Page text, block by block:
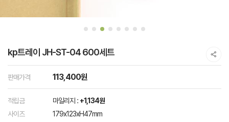
kp트레이 JH-ST-04 600세트
판매가격 113,400원
적립금 마일리지 : +1,134원
사이즈
179x123xH47mm